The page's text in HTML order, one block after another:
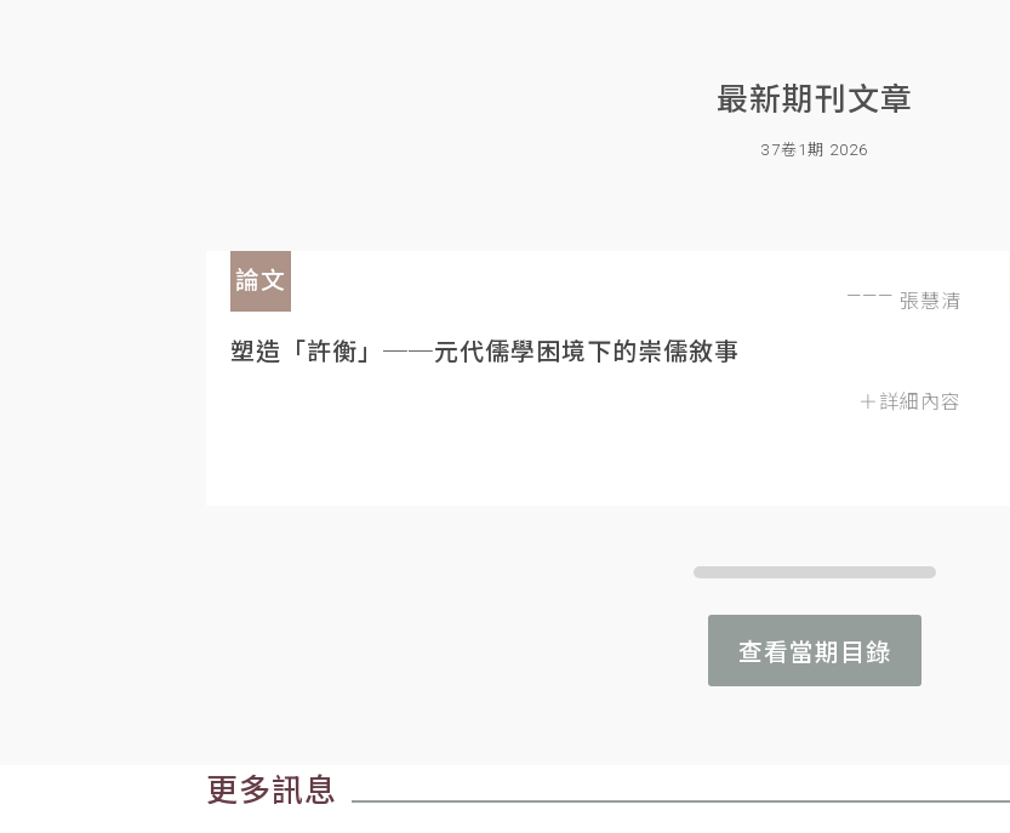
最新期刊文章
37卷1期 2026
論文
張慧清
塑造「許衡」──元代儒學困境下的崇儒敘事
＋詳細內容
查看當期目錄
更多訊息